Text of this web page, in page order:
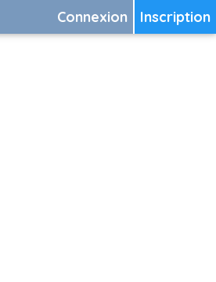
Inscription
Connexion